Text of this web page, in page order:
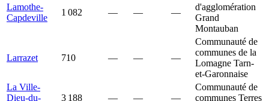
Lamothe-
Capdeville
1 082 — — —
d'agglomération
Grand
Montauban
Larrazet 710 — — —
Communauté de
communes de la
Lomagne Tarn-
et-Garonnaise
La Ville-
Dieu-du-
3 188 — — —
Communauté de
communes Terres